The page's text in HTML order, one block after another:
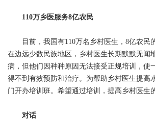
110万乡医服务8亿农民
目前，我国有110万名乡村医生，8亿农民的
在边远少数民族地区，乡村医生长期默默无闻
病，但他们因种种原因无法接受正规培训，使
得不到有效预防和治疗。为帮助乡村医生提高
门开办培训班。希望通过培训，提高乡村医生
对话